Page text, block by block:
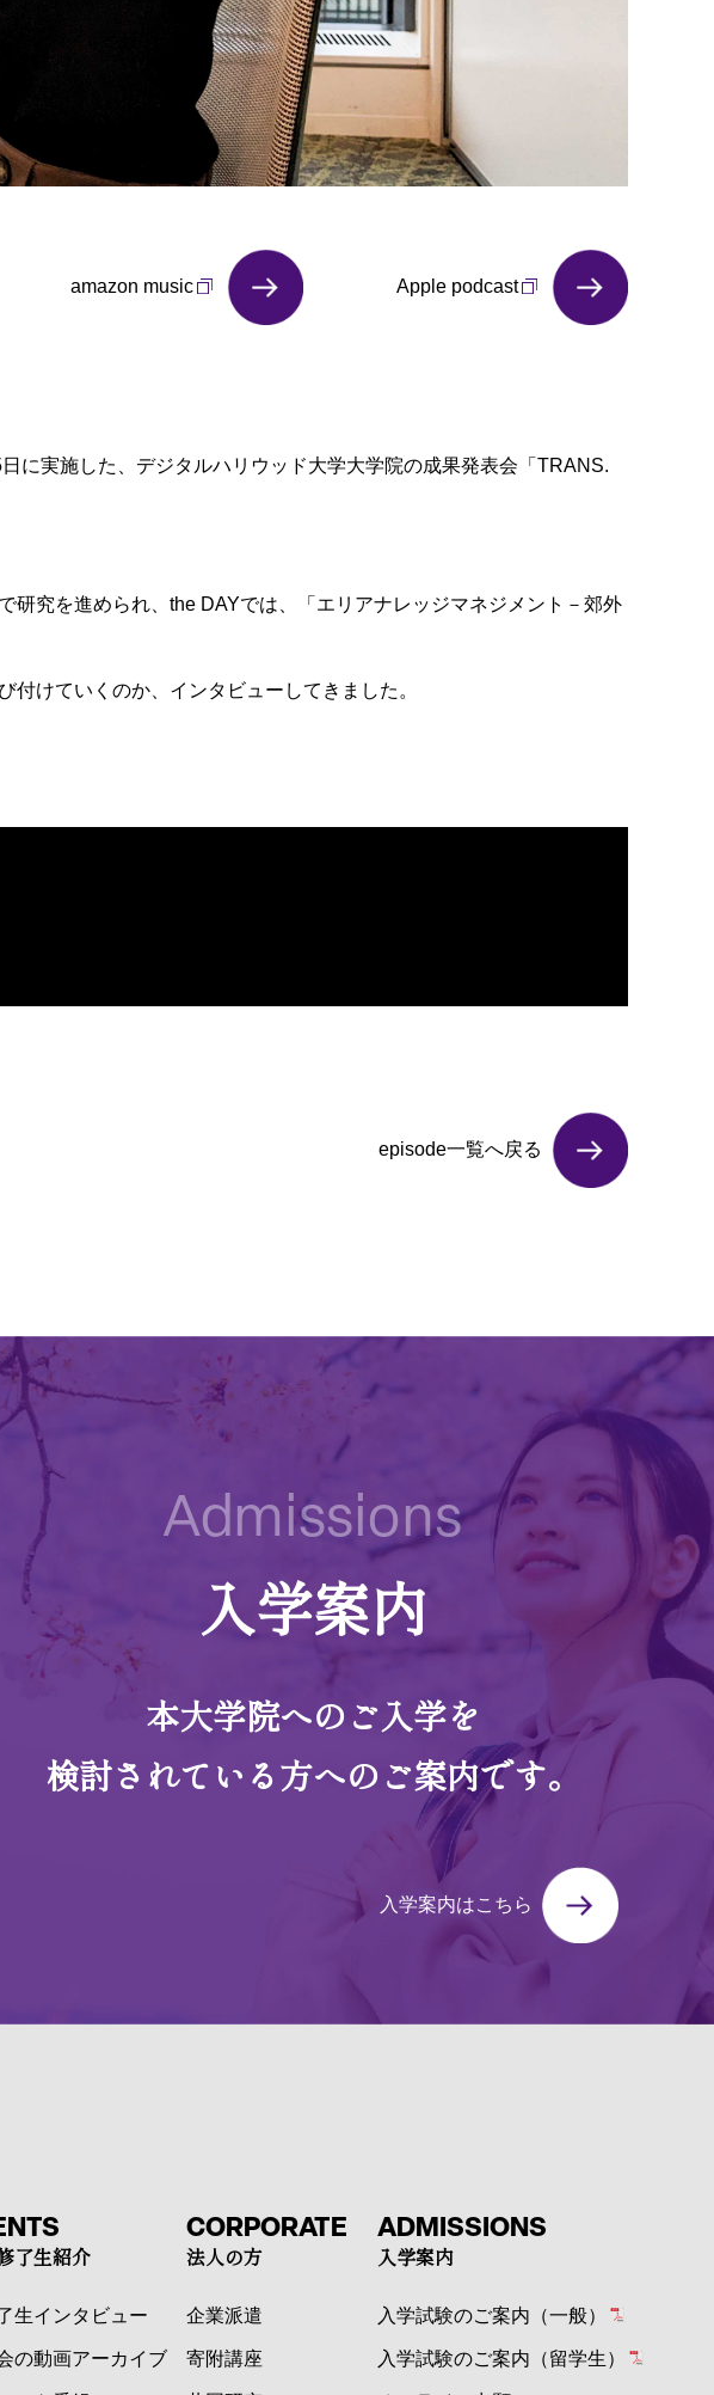
amazon music Apple podcast
に実施した、デジタルハリウッド大学大学院の成果発表会「TRANS.
究を進められ、the DAYでは、「エリアナレッジマネジメント－郊外
けていくのか、インタビューしてきました。
episode一覧へ戻る
Admissions
入学案内
本大学院へのご入学を
検討されている方へのご案内です。
入学案内はこちら
了生紹介
生インタビュー
の動画アーカイブ
CORPORATE
法人の方
企業派遣
寄附講座
ADMISSIONS
入学案内
入学試験のご案内（一般）
入学試験のご案内（留学生）